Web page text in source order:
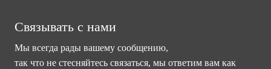
Связывать с нами
Мы всегда рады вашему сообщению,
так что не стесняйтесь связаться, мы ответим вам как